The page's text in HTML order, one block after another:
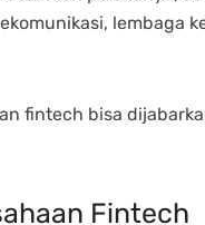
lembaga
fintech bisa
Fintech